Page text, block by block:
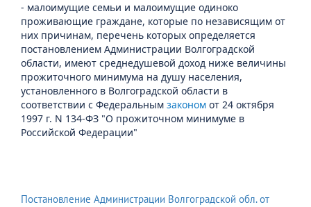
- малоимущие семьи и малоимущие одиноко
проживающие граждане, которые по независящим от
них причинам, перечень которых определяется
постановлением Администрации Волгоградской
области, имеют среднедушевой доход ниже величины
прожиточного минимума на душу населения,
установленного в Волгоградской области в
соответствии с Федеральным законом от 24 октября
1997 г. N 134-ФЗ "О прожиточном минимуме в
Российской Федерации"
Постановление Администрации Волгоградской обл. от